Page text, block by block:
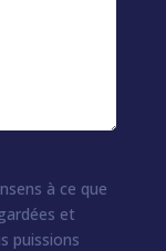
à ce que
et
puissions